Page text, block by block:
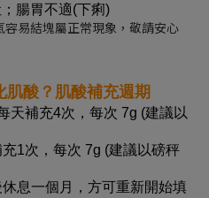
腸胃不適(下痢)
易結塊屬正常現象，敬請安心
酸？肌酸補充週期
天補充4次，每次 7g (建議以
1次，每次 7g (建議以磅秤
息一個月，方可重新開始填